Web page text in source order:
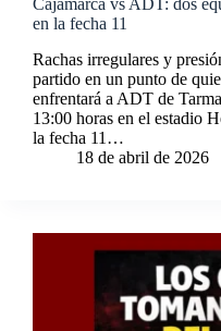
Cajamarca vs ADT: dos
en la fecha 11
Rachas irregulares y
partido en un punto de
enfrentará a ADT de
13:00 horas en el estadio
la fecha 11…
18 de abril de 2026